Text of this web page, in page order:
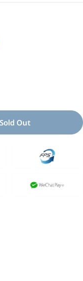
記得我嗎?
奶，妳還記得我
Sold Out